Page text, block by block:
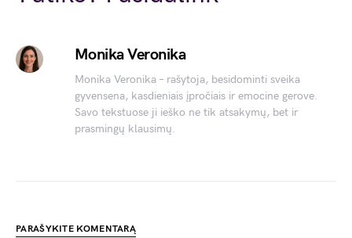
Monika Veronika
Monika Veronika – rašytoja, besidominti sveika
gyvensena, kasdieniais įpročiais ir emocine gerove.
Savo tekstuose ji ieško ne tik atsakymų, bet ir
prasmingų klausimų.
PARAŠYKITE KOMENTARĄ